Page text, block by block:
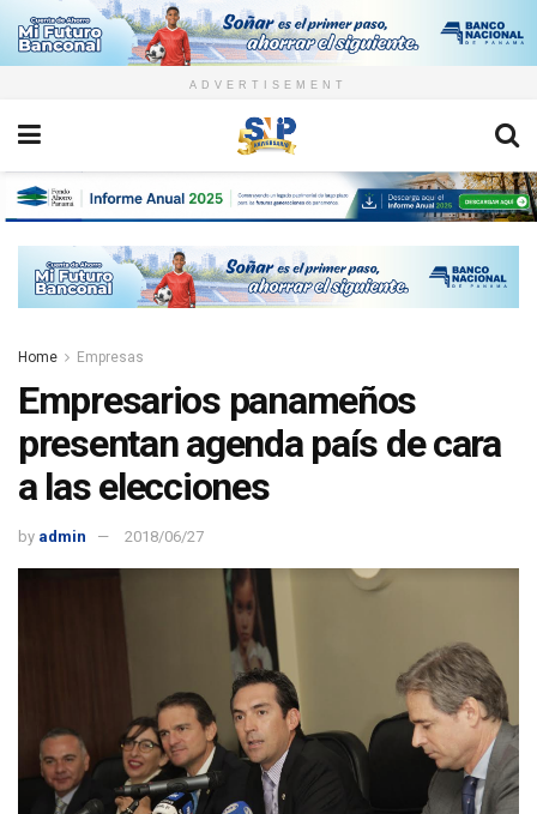
ADVERTISEMENT
Home Empresas
Empresarios panameños
presentan agenda país de cara
a las elecciones
by admin 2018/06/27